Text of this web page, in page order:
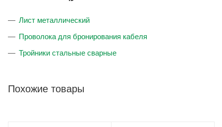
Лист металлический
Проволока для бронирования кабеля
Тройники стальные сварные
Похожие товары